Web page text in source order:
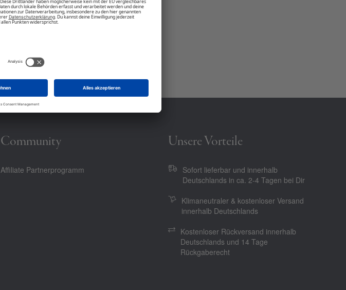
Community
Affiliate Partnerprogramm
Unsere Vorteile
Sofort lieferbar und innerhalb
Deutschlands in ca. 2-4 Tagen bei Dir
Klimaneutraler & kostenloser Versand
innerhalb Deutschlands
Kostenloser Rückversand innerhalb
Deutschlands und 14 Tage
Rückgaberecht